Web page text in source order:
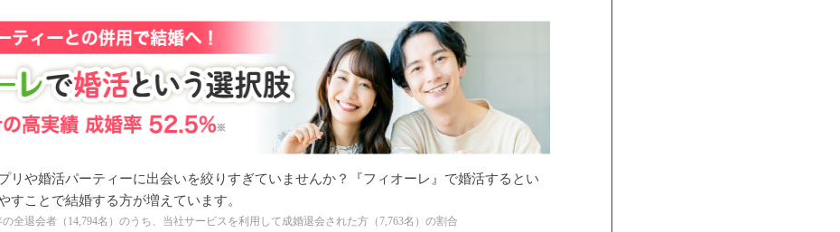
リや婚活パーティーに出会いを絞りすぎていませんか？『フィオーレ』で婚活するとい
すことで結婚する方が増えています。
全退会者（14,794名）のうち、当社サービスを利用して成婚退会された方（7,763名）の割合